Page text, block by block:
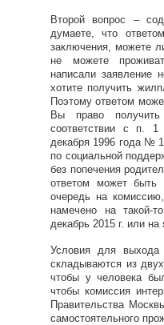
Второй вопрос –
думаете, что
заключения, можете
не можете
написали
хотите получить
Поэтому ответом
Вы право
соответствии с п.
декабря 1996 года №
по социальной
без попечения
ответом может
очередь на
намечено на такой-
декабрь 2015 г. или
Условия для
складываются из
чтобы у человека
чтобы комиссия
Правительства
самостоятельного